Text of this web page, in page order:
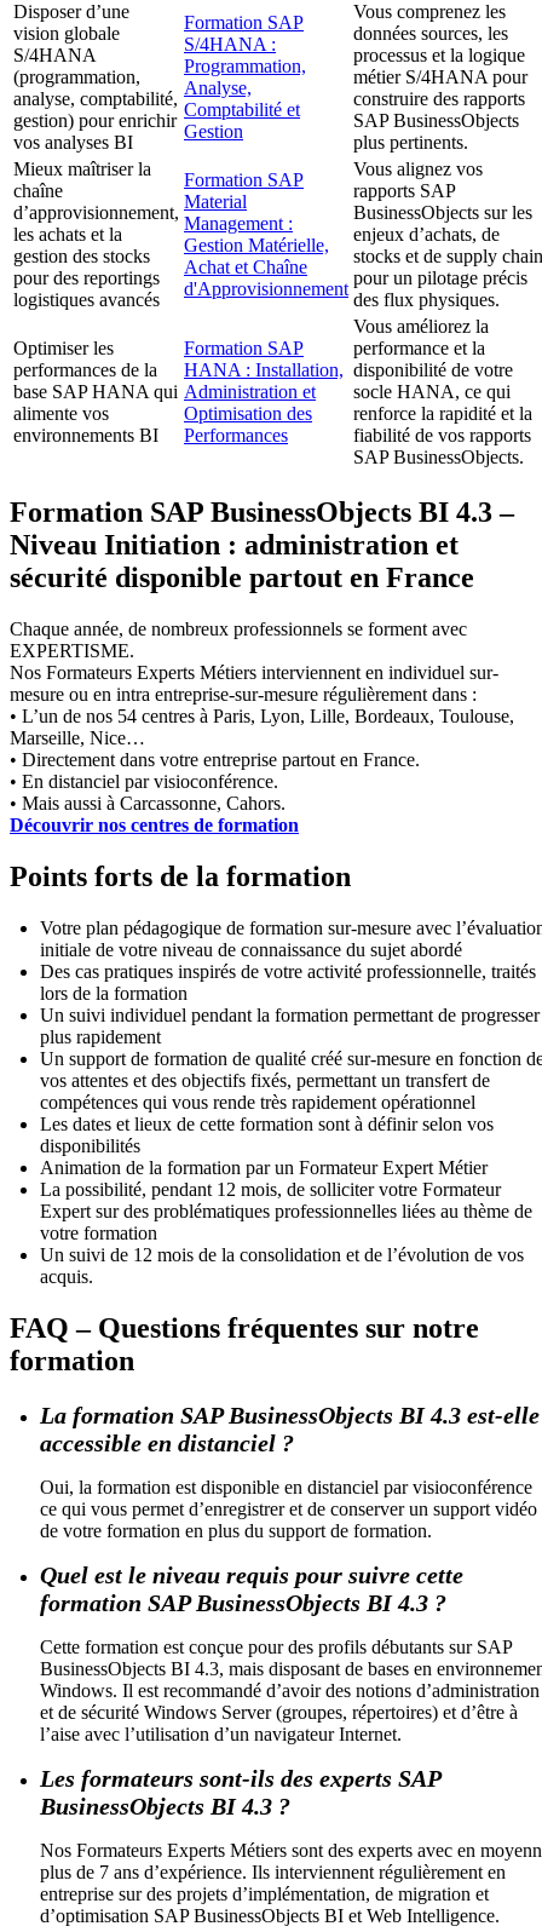
Disposer d’une
vision globale
S/4HANA
(programmation,
analyse, comptabilité,
gestion) pour enrichir
vos analyses BI
Formation SAP
S/4HANA :
Programmation,
Analyse,
Comptabilité et
Gestion
Vous comprenez les
données sources, les
processus et la logique
métier S/4HANA pour
construire des rapports
SAP BusinessObjects
plus pertinents.
Mieux maîtriser la
chaîne
d’approvisionnement,
les achats et la
gestion des stocks
pour des reportings
logistiques avancés
Formation SAP
Material
Management :
Gestion Matérielle,
Achat et Chaîne
d'Approvisionnement
Vous alignez vos
rapports SAP
BusinessObjects sur les
enjeux d’achats, de
stocks et de supply chain
pour un pilotage précis
des flux physiques.
Optimiser les
performances de la
base SAP HANA qui
alimente vos
environnements BI
Formation SAP
HANA : Installation,
Administration et
Optimisation des
Performances
Vous améliorez la
performance et la
disponibilité de votre
socle HANA, ce qui
renforce la rapidité et la
fiabilité de vos rapports
SAP BusinessObjects.
Formation SAP BusinessObjects BI 4.3 –
Niveau Initiation : administration et
sécurité disponible partout en France
Chaque année, de nombreux professionnels se forment avec
EXPERTISME.
Nos Formateurs Experts Métiers interviennent en individuel sur-
mesure ou en intra entreprise-sur-mesure régulièrement dans :
• L’un de nos 54 centres à Paris, Lyon, Lille, Bordeaux, Toulouse,
Marseille, Nice…
• Directement dans votre entreprise partout en France.
• En distanciel par visioconférence.
• Mais aussi à Carcassonne, Cahors.
Découvrir nos centres de formation
Points forts de la formation
Votre plan pédagogique de formation sur-mesure avec
initiale de votre niveau de connaissance du sujet abordé
Des cas pratiques inspirés de votre activité professionnelle, traités
lors de la formation
Un suivi individuel pendant la formation permettant de progresser
plus rapidement
Un support de formation de qualité créé sur-mesure en fonction
vos attentes et des objectifs fixés, permettant un transfert de
compétences qui vous rende très rapidement opérationnel
Les dates et lieux de cette formation sont à définir selon vos
disponibilités
Animation de la formation par un Formateur Expert Métier
La possibilité, pendant 12 mois, de solliciter votre Formateur
Expert sur des problématiques professionnelles liées au thème de
votre formation
Un suivi de 12 mois de la consolidation et de l’évolution de vos
acquis.
FAQ – Questions fréquentes sur notre
formation
La formation SAP BusinessObjects BI 4.3 est-elle
accessible en distanciel ?
Oui, la formation est disponible en distanciel par visioconférence
ce qui vous permet d’enregistrer et de conserver un support vidéo
de votre formation en plus du support de formation.
Quel est le niveau requis pour suivre cette
formation SAP BusinessObjects BI 4.3 ?
Cette formation est conçue pour des profils débutants sur SAP
BusinessObjects BI 4.3, mais disposant de bases en
Windows. Il est recommandé d’avoir des notions d’administration
et de sécurité Windows Server (groupes, répertoires) et d’être à
l’aise avec l’utilisation d’un navigateur Internet.
Les formateurs sont-ils des experts SAP
BusinessObjects BI 4.3 ?
Nos Formateurs Experts Métiers sont des experts avec en
plus de 7 ans d’expérience. Ils interviennent régulièrement en
entreprise sur des projets d’implémentation, de migration et
d’optimisation SAP BusinessObjects BI et Web Intelligence.